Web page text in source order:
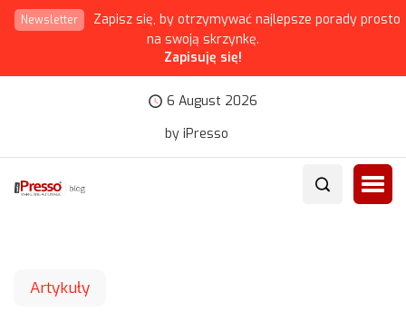
Newsletter
Zapisz się, by otrzymywać najlepsze porady prosto
na swoją skrzynkę.
Zapisuję się!
6 August 2026
by iPresso
Artykuły